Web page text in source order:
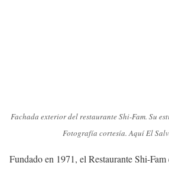
Fachada exterior del restaurante Shi-Fam. Su
Fotografía cortesía. Aquí El
Fundado en 1971, el Restaurante Shi-